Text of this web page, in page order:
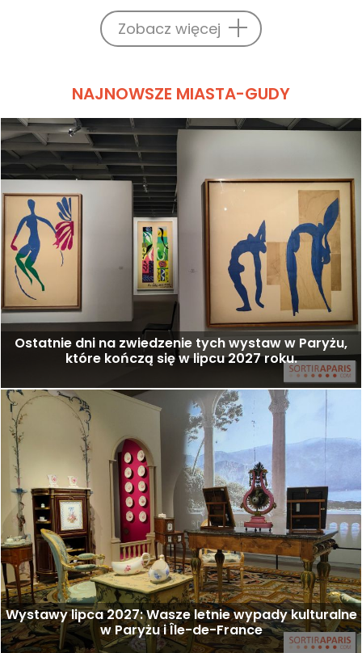
Zobacz więcej
NAJNOWSZE MIASTA-GUDY
Ostatnie dni na zwiedzenie tych wystaw w Paryżu,
które kończą się w lipcu 2027 roku.
Wystawy lipca 2027: Wasze letnie wypady kulturalne
w Paryżu i Île-de-France